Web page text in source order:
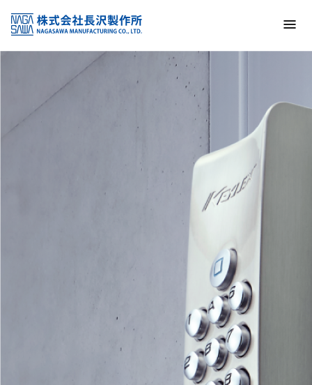
NAGASAWA MFG. CO., LTD.
信頼と技術で未来の安全を支える